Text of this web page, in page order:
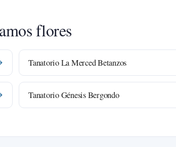
flores
Tanatorio La Merced Betanzos
Tanatorio Génesis Bergondo